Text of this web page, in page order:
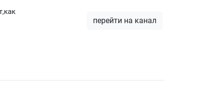
перейти на канал